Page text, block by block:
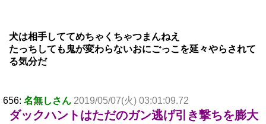
犬は相手しててめちゃくちゃつまんねえ
たっちしても鬼が変わらないおにごっこを延々やらされて
る気分だ
656: 名無しさん 2019/05/07(火) 03:01:09.72
ダックハントはただのガン逃げ引き撃ちを膨大